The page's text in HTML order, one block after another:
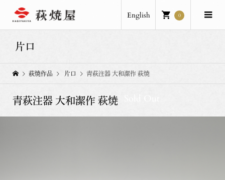
English 0
片口
萩焼作品 片口 青萩注器 大和潔作 萩焼
青萩注器 大和潔作 萩焼